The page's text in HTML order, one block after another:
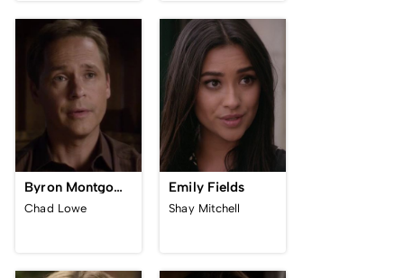
Byron Montgomery
Chad Lowe
Emily Fields
Shay Mitchell